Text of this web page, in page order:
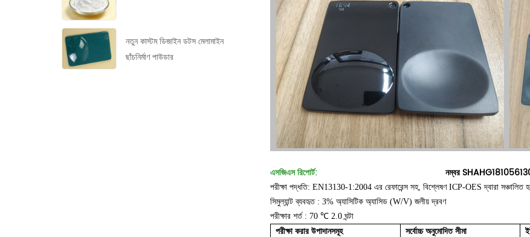
নতুন কাস্টম ডিজাইন ডটস মেলামাইন
ছাঁচনির্মাণ পাউডার
এসজিএস রিপোর্ট: নম্বর
পরীক্ষা পদ্ধতি: EN13130-1:2004 এর রেফারেন্স সহ, বিশ্লেষণ ICP-OES দ্বারা সঞ্চালিত
সিমুল্যান্ট ব্যবহৃত : 3% অ্যাসিটিক অ্যাসিড (W/V) জলীয় দ্রবণ
পরীক্ষার শর্ত : 70 ℃ 2.0 ঘন্টা
পরীক্ষা করার উপাদানসমূহ
সর্বোচ্চ অনুমোদিত সীমা